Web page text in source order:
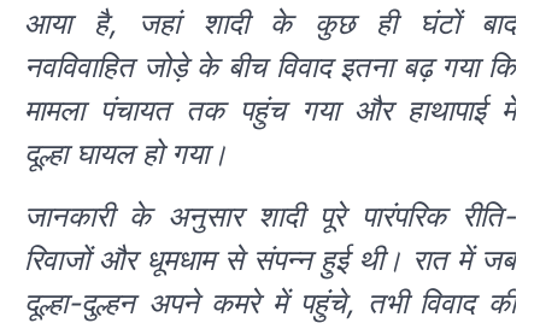
आया है, जहां शादी के कुछ ही घंटों बाद
नवविवाहित जोड़े के बीच विवाद इतना बढ़ गया कि
मामला पंचायत तक पहुंच गया और हाथापाई में
दूल्हा घायल हो गया।
जानकारी के अनुसार शादी पूरे पारंपरिक रीति-
रिवाजों और धूमधाम से संपन्न हुई थी। रात में जब
दूल्हा-दुल्हन अपने कमरे में पहुंचे, तभी विवाद की